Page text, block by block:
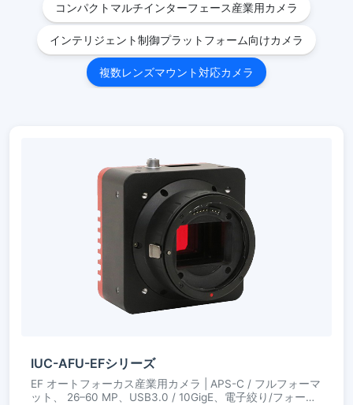
コンパクトマルチインターフェース産業用カメラ
インテリジェント制御プラットフォーム向けカメラ
複数レンズマウント対応カメラ
IUC-AFU-EFシリーズ
EF オートフォーカス産業用カメラ | APS-C / フルフォーマ
ット、 26–60 MP、USB3.0 / 10GigE、電子絞り/フォーカ